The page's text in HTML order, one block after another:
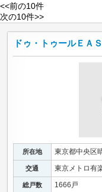
<<前の10件
次の10件>>
ドゥ・トゥールＥＡ
所在地 東京都中央区
交通 東京メトロ有
総戸数 1666戸